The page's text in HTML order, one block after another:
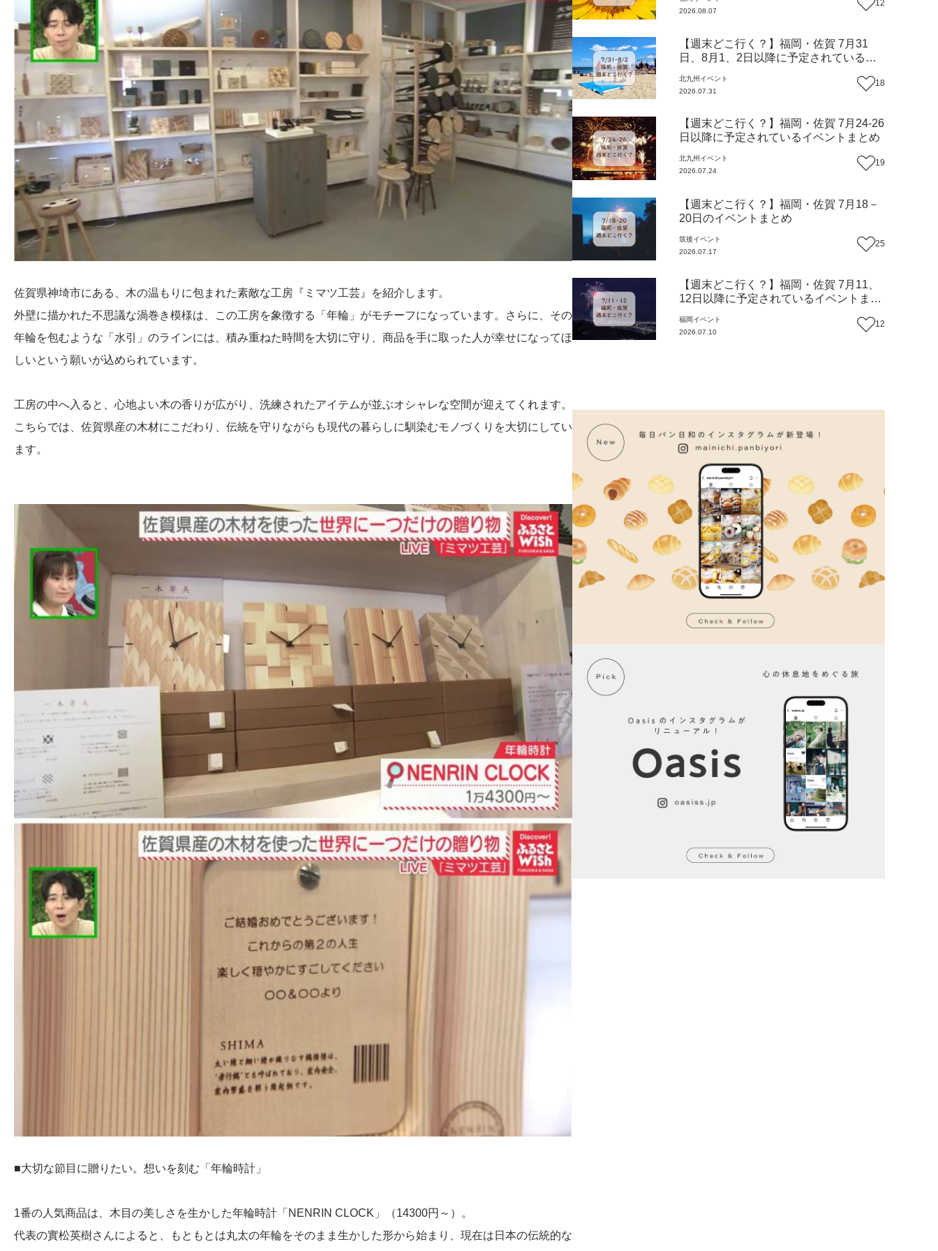
佐賀県神埼市にある、木の温もりに包まれた素敵な工房『ミマツ工芸』を紹介します。
外壁に描かれた不思議な渦巻き模様は、この工房を象徴する「年輪」がモチーフになっています。さらに、その
年輪を包むような「水引」のラインには、積み重ねた時間を大切に守り、商品を手に取った人が幸せになってほ
しいという願いが込められています。
工房の中へ入ると、心地よい木の香りが広がり、洗練されたアイテムが並ぶオシャレな空間が迎えてくれます。
こちらでは、佐賀県産の木材にこだわり、伝統を守りながらも現代の暮らしに馴染むモノづくりを大切にしてい
ます。
■大切な節目に贈りたい。想いを刻む「年輪時計」
1番の人気商品は、木目の美しさを生かした年輪時計「NENRIN CLOCK」（14300円～）。
代表の實松英樹さんによると、もともとは丸太の年輪をそのまま生かした形から始まり、現在は日本の伝統的な
2026.08.07
12
【週末どこ行く？】福岡・佐賀 7月31
日、8月1、2日以降に予定されているイ
北九州 イベント
2026.07.31
18
【週末どこ行く？】福岡・佐賀 7月24-26
日以降に予定されているイベントまとめ
北九州 イベント
2026.07.24
19
【週末どこ行く？】福岡・佐賀 7月18－
20日のイベントまとめ
筑後イベント
2026.07.17
25
【週末どこ行く？】福岡・佐賀 7月11、
12日以降に予定されているイベントまと
福岡 イベント
2026.07.10
12